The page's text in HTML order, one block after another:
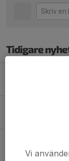
Tidigare
Derby
Tre
4 maj,
Vi